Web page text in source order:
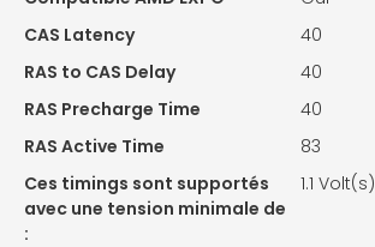
CAS Latency
40
RAS to CAS Delay
40
RAS Precharge Time
40
RAS Active Time
83
Ces timings sont supportés
avec une tension minimale de
:
1.1 Volt(s)